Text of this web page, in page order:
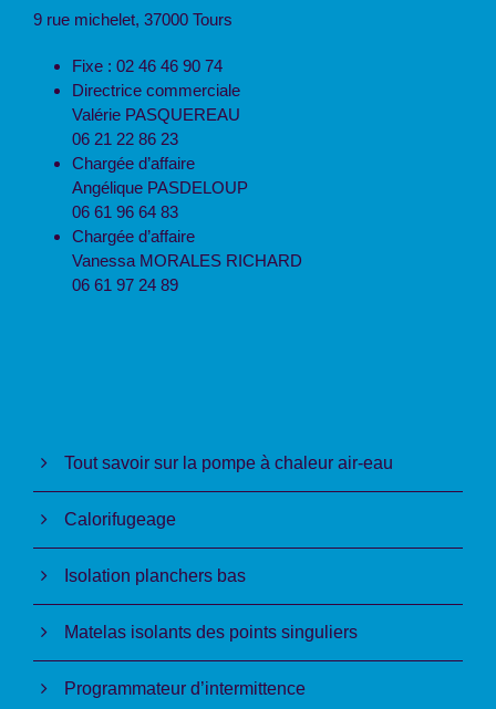
9 rue michelet, 37000 Tours
Fixe : 02 46 46 90 74
Directrice commerciale
Valérie PASQUEREAU
06 21 22 86 23
Chargée d’affaire
Angélique PASDELOUP
06 61 96 64 83
Chargée d’affaire
Vanessa MORALES RICHARD
06 61 97 24 89
Tout savoir sur la pompe à chaleur air-eau
Calorifugeage
Isolation planchers bas
Matelas isolants des points singuliers
Programmateur d’intermittence